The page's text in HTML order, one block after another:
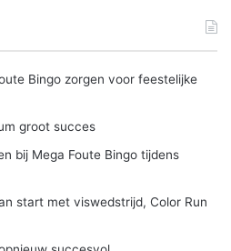
Bingo zorgen voor feestelijke
groot succes
bij Mega Foute Bingo tijdens
start met viswedstrijd, Color Run